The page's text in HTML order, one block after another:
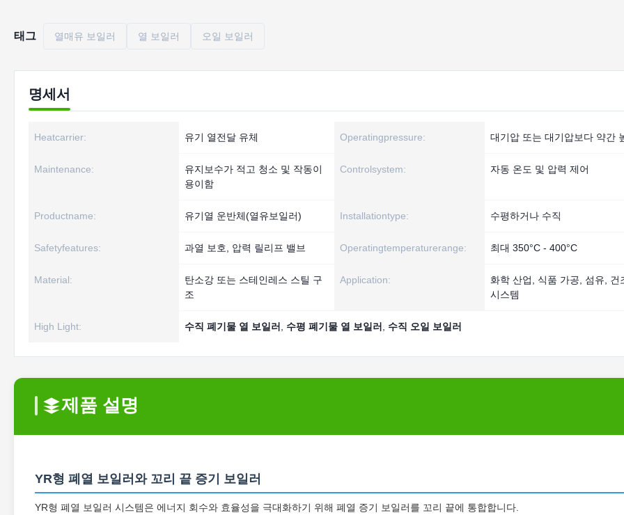
태그 열매유 보일러 열 보일러 오일 보일러
명세서
Heatcarrier: 유기 열전달 유체 Operatingpressure: 대기압 또는 대기압보다 약간
Maintenance:
유지보수가 적고 청소 및 작동이
용이함
Controlsystem: 자동 온도 및 압력 제어
Productname: 유기열 운반체(열유보일러) Installationtype: 수평하거나 수직
Safetyfeatures: 과열 보호, 압력 릴리프 밸브 Operatingtemperaturerange: 최대 350°C - 400°C
Material:
탄소강 또는 스테인레스 스틸 구
조
Application:
화학 산업, 식품 가공, 섬유, 건
시스템
High Light: 수직 폐기물 열 보일러 수평 폐기물 열 보일러 수직 오일 보일러
제품 설명
YR형 폐열 보일러와 꼬리 끝 증기 보일러
YR형 폐열 보일러 시스템은 에너지 회수와 효율성을 극대화하기 위해 폐열 증기 보일러를 꼬리 끝에 통합합니다.